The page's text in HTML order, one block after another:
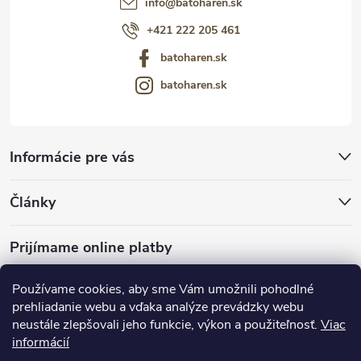
Používame cookies, aby sme Vám umožnili pohodlné
prehliadanie webu a vďaka analýze prevádzky webu
neustále zlepšovali jeho funkcie, výkon a použiteľnosť. Viac
informácií
Informácie pre vás
Články
Prijímame online platby
+421 222 205 461
batoharen.sk
batoharen.sk